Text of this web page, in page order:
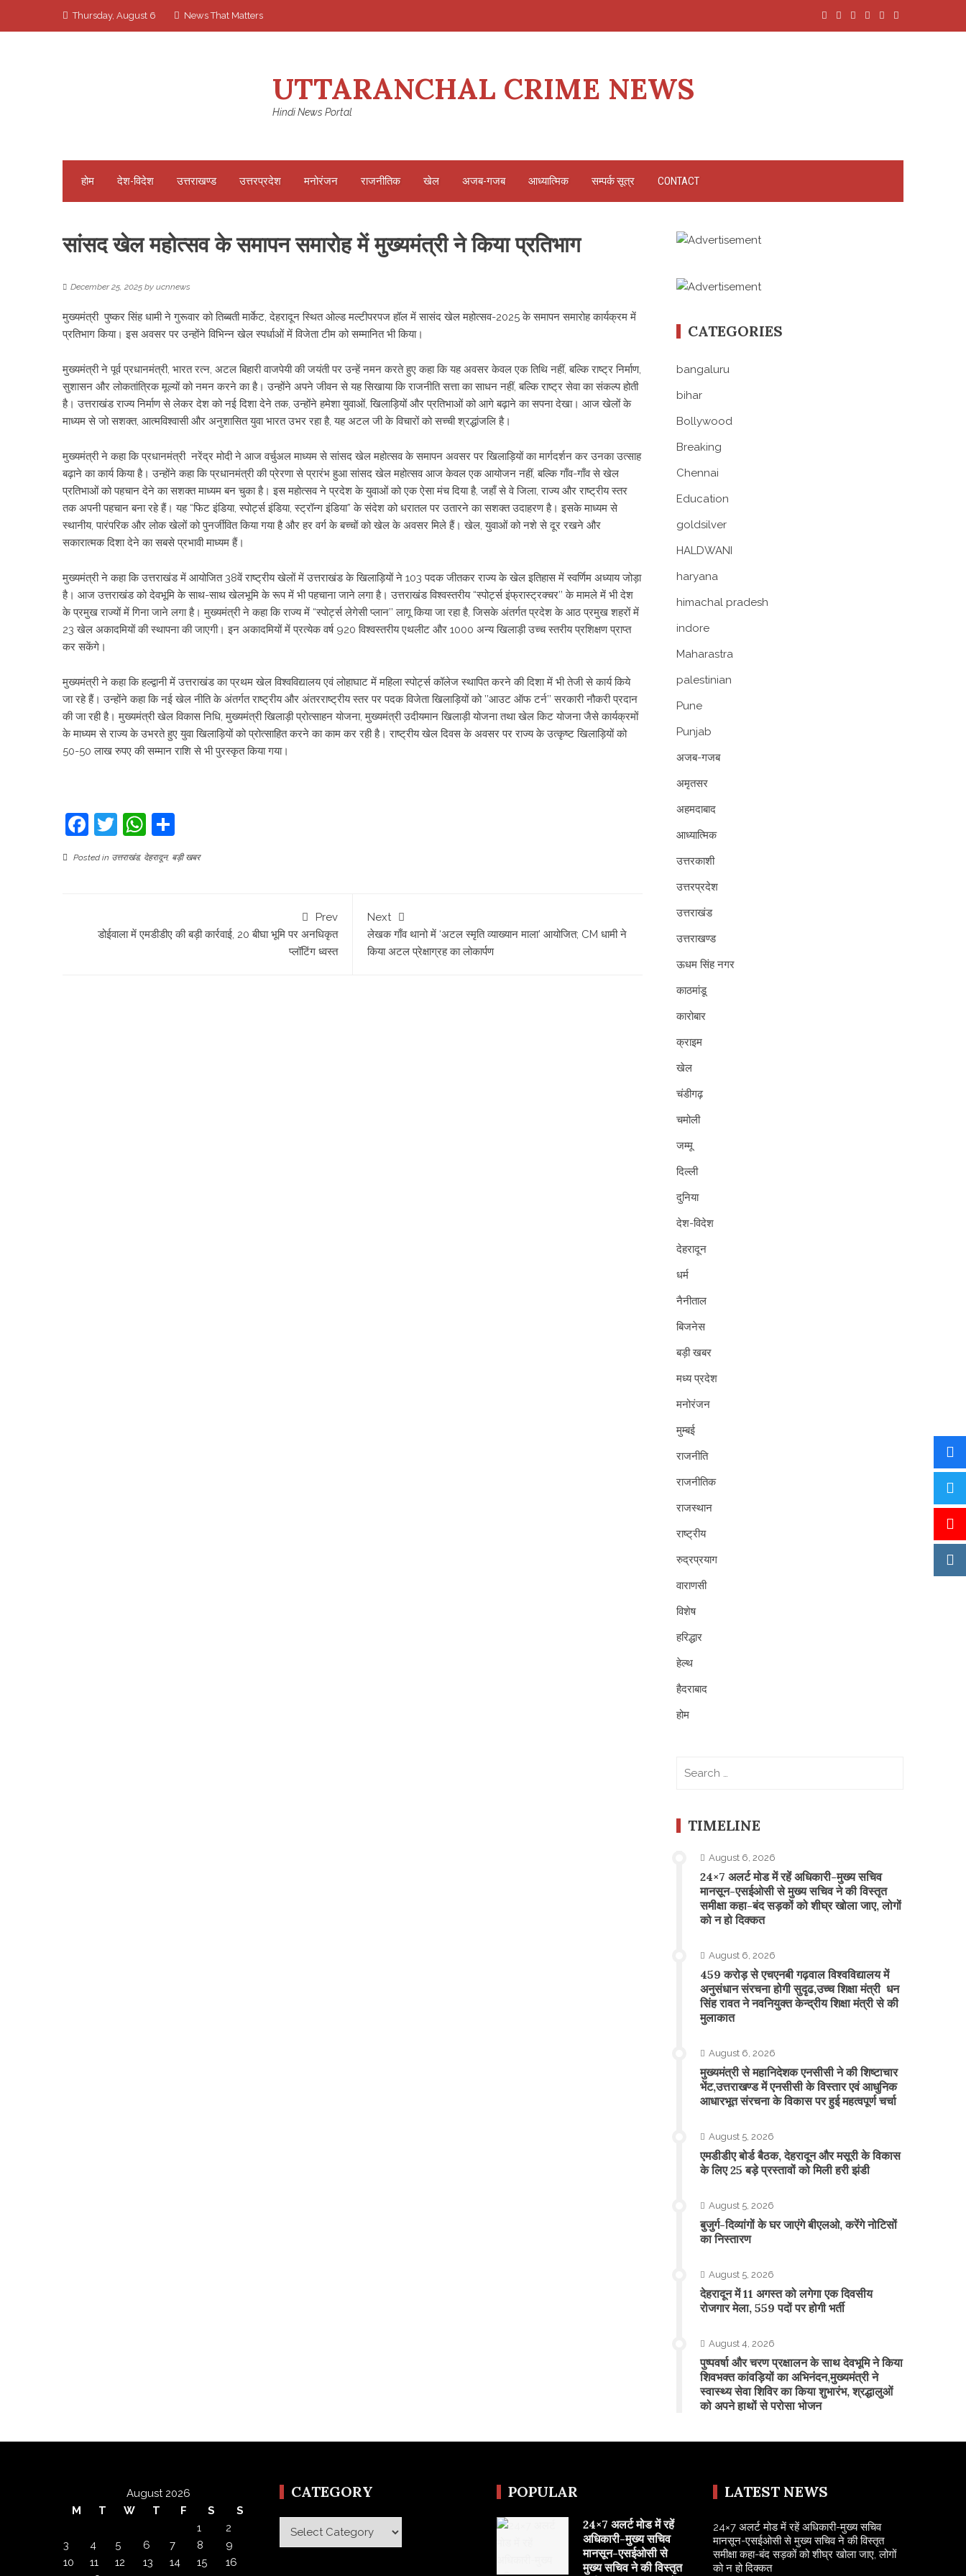
Thursday, August 6 News That Matters
UTTARANCHAL CRIME NEWS
Hindi News Portal
होम देश-विदेश उत्तराखण्ड उत्तरप्रदेश मनोरंजन राजनीतिक खेल अजब-गजब आध्यात्मिक सम्पर्क सूत्र CONTACT
सांसद खेल महोत्सव के समापन समारोह में मुख्यमंत्री ने किया प्रतिभाग
December 25, 2025 by ucnnews
मुख्यमंत्री पुष्कर सिंह धामी ने गुरूवार को तिब्बती मार्केट, देहरादून स्थित ओल्ड मल्टीपरपज हॉल में सासंद खेल महोत्सव-2025 के समापन समारोह कार्यक्रम में
प्रतिभाग किया। इस अवसर पर उन्होंने विभिन्न खेल स्पर्धाओं में विजेता टीम को सम्मानित भी किया।
मुख्यमंत्री ने पूर्व प्रधानमंत्री, भारत रत्न, अटल बिहारी वाजपेयी की जयंती पर उन्हें नमन करते हुए कहा कि यह अवसर केवल एक तिथि नहीं, बल्कि राष्ट्र निर्माण,
सुशासन और लोकतांत्रिक मूल्यों को नमन करने का है। उन्होंने अपने जीवन से यह सिखाया कि राजनीति सत्ता का साधन नहीं, बल्कि राष्ट्र सेवा का संकल्प होती
है। उत्तराखंड राज्य निर्माण से लेकर देश को नई दिशा देने तक, उन्होंने हमेशा युवाओं, खिलाड़ियों और प्रतिभाओं को आगे बढ़ाने का सपना देखा। आज खेलों के
माध्यम से जो सशक्त, आत्मविश्वासी और अनुशासित युवा भारत उभर रहा है, यह अटल जी के विचारों को सच्ची श्रद्धांजलि है।
मुख्यमंत्री ने कहा कि प्रधानमंत्री नरेंद्र मोदी ने आज वर्चुअल माध्यम से सांसद खेल महोत्सव के समापन अवसर पर खिलाड़ियों का मार्गदर्शन कर उनका उत्साह
बढ़ाने का कार्य किया है। उन्होंने कहा कि प्रधानमंत्री की प्रेरणा से प्रारंभ हुआ सांसद खेल महोत्सव आज केवल एक आयोजन नहीं, बल्कि गाँव-गाँव से खेल
प्रतिभाओं को पहचान देने का सशक्त माध्यम बन चुका है। इस महोत्सव ने प्रदेश के युवाओं को एक ऐसा मंच दिया है, जहाँ से वे जिला, राज्य और राष्ट्रीय स्तर
तक अपनी पहचान बना रहे हैं। यह “फिट इंडिया, स्पोर्ट्स इंडिया, स्ट्रॉन्ग इंडिया” के संदेश को धरातल पर उतारने का सशक्त उदाहरण है। इसके माध्यम से
स्थानीय, पारंपरिक और लोक खेलों को पुनर्जीवित किया गया है और हर वर्ग के बच्चों को खेल के अवसर मिले हैं। खेल, युवाओं को नशे से दूर रखने और
सकारात्मक दिशा देने का सबसे प्रभावी माध्यम हैं।
मुख्यमंत्री ने कहा कि उत्तराखंड में आयोजित 38वें राष्ट्रीय खेलों में उत्तराखंड के खिलाड़ियों ने 103 पदक जीतकर राज्य के खेल इतिहास में स्वर्णिम अध्याय जोड़ा
है। आज उत्तराखंड को देवभूमि के साथ-साथ खेलभूमि के रूप में भी पहचाना जाने लगा है। उत्तराखंड विश्वस्तरीय “स्पोर्ट्स इंफ्रास्ट्रक्चर’’ के मामले में भी देश
के प्रमुख राज्यों में गिना जाने लगा है। मुख्यमंत्री ने कहा कि राज्य में “स्पोर्ट्स लेगेसी प्लान’’ लागू किया जा रहा है, जिसके अंतर्गत प्रदेश के आठ प्रमुख शहरों में
23 खेल अकादमियों की स्थापना की जाएगी। इन अकादमियों में प्रत्येक वर्ष 920 विश्वस्तरीय एथलीट और 1000 अन्य खिलाड़ी उच्च स्तरीय प्रशिक्षण प्राप्त
कर सकेंगे।
मुख्यमंत्री ने कहा कि हल्द्वानी में उत्तराखंड का प्रथम खेल विश्वविद्यालय एवं लोहाघाट में महिला स्पोर्ट्स कॉलेज स्थापित करने की दिशा में भी तेजी से कार्य किये
जा रहे हैं। उन्होंने कहा कि नई खेल नीति के अंतर्गत राष्ट्रीय और अंतरराष्ट्रीय स्तर पर पदक विजेता खिलाड़ियों को ’’आउट ऑफ टर्न’’ सरकारी नौकरी प्रदान
की जा रही है। मुख्यमंत्री खेल विकास निधि, मुख्यमंत्री खिलाड़ी प्रोत्साहन योजना, मुख्यमंत्री उदीयमान खिलाड़ी योजना तथा खेल किट योजना जैसे कार्यक्रमों
के माध्यम से राज्य के उभरते हुए युवा खिलाड़ियों को प्रोत्साहित करने का काम कर रही है। राष्ट्रीय खेल दिवस के अवसर पर राज्य के उत्कृष्ट खिलाड़ियों को
50-50 लाख रुपए की सम्मान राशि से भी पुरस्कृत किया गया।
Facebook
TwitterWhatsApp
Posted in उत्तराखंड, देहरादून, बड़ी खबर
Prev
डोईवाला में एमडीडीए की बड़ी कार्रवाई, 20 बीघा भूमि पर अनधिकृत
प्लॉटिंग ध्वस्त
Next
लेखक गाँव थानो में ‘अटल स्मृति व्याख्यान माला’ आयोजित; CM धामी ने
किया अटल प्रेक्षाग्रह का लोकार्पण
CATEGORIES
bangaluru
bihar
Bollywood
Breaking
Chennai
Education
goldsilver
HALDWANI
haryana
himachal pradesh
indore
Maharastra
palestinian
Pune
Punjab
अजब-गजब
अमृतसर
अहमदाबाद
आध्यात्मिक
उत्तरकाशी
उत्तरप्रदेश
उत्तराखंड
उत्तराखण्ड
ऊधम सिंह नगर
काठमांडू
कारोबार
क्राइम
खेल
चंडीगढ़
चमोली
जम्मू
दिल्ली
दुनिया
देश-विदेश
देहरादून
धर्म
नैनीताल
बिजनेस
बड़ी खबर
मध्य प्रदेश
मनोरंजन
मुम्बई
राजनीति
राजनीतिक
राजस्थान
राष्ट्रीय
रुद्रप्रयाग
वाराणसी
विशेष
हरिद्धार
हेल्थ
हैदराबाद
होम
TIMELINE
August 6, 2026
24×7 अलर्ट मोड में रहें अधिकारी-मुख्य सचिव
मानसून-एसईओसी से मुख्य सचिव ने की विस्तृत
समीक्षा कहा-बंद सड़कों को शीघ्र खोला जाए, लोगों
को न हो दिक्कत
August 6, 2026
459 करोड़ से एचएनबी गढ़वाल विश्वविद्यालय में
अनुसंधान संरचना होगी सुदृढ,उच्च शिक्षा मंत्री धन
सिंह रावत ने नवनियुक्त केन्द्रीय शिक्षा मंत्री से की
मुलाकात
August 6, 2026
मुख्यमंत्री से महानिदेशक एनसीसी ने की शिष्टाचार
भेंट,उत्तराखण्ड में एनसीसी के विस्तार एवं आधुनिक
आधारभूत संरचना के विकास पर हुई महत्वपूर्ण चर्चा
August 5, 2026
एमडीडीए बोर्ड बैठक, देहरादून और मसूरी के विकास
के लिए 25 बड़े प्रस्तावों को मिली हरी झंडी
August 5, 2026
बुजुर्ग-दिव्यांगों के घर जाएंगे बीएलओ, करेंगे नोटिसों
का निस्तारण
August 5, 2026
​देहरादून में 11 अगस्त को लगेगा एक दिवसीय
रोजगार मेला, 559 पदों पर होगी भर्ती
August 4, 2026
पुष्पवर्षा और चरण प्रक्षालन के साथ देवभूमि ने किया
शिवभक्त कांवड़ियों का अभिनंदन,मुख्यमंत्री ने
स्वास्थ्य सेवा शिविर का किया शुभारंभ, श्रद्धालुओं
को अपने हाथों से परोसा भोजन
August 2026
M
T W T F S
S
1
2
3
4 5 6 7 8
9
10
11 12 13 14 15
16
CATEGORY
Category
POPULAR
24×7 अलर्ट मोड में रहें
अधिकारी-मुख्य सचिव
मानसून-एसईओसी से
मुख्य सचिव ने की विस्तृत
LATEST NEWS
24×7 अलर्ट मोड में रहें अधिकारी-मुख्य सचिव
मानसून-एसईओसी से मुख्य सचिव ने की विस्तृत
समीक्षा कहा-बंद सड़कों को शीघ्र खोला जाए, लोगों
को न हो दिक्कत